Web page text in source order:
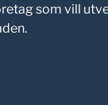
som vill